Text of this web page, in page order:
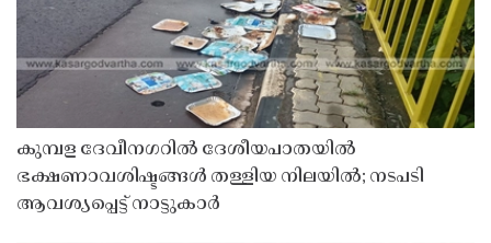
കുമ്പള ദേവീനഗറിൽ ദേശീയപാതയിൽ
ഭക്ഷണാവശിഷ്ടങ്ങൾ തള്ളിയ നിലയിൽ; നടപടി
ആവശ്യപ്പെട്ട് നാട്ടുകാർ